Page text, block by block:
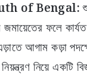
of Bengal:
জমায়েতের ফলে
আগাম কড়া
নিয়ে একটি